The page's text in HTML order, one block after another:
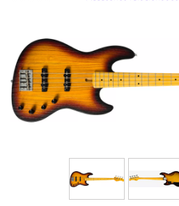
Sintetizadores & samplers
Grabación